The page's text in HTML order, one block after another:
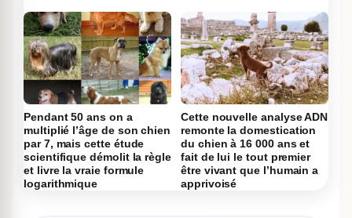
Pendant 50 ans on a
multiplié l’âge de son chien
par 7, mais cette étude
scientifique démolit la règle
et livre la vraie formule
logarithmique
Cette nouvelle analyse ADN
remonte la domestication
du chien à 16 000 ans et
fait de lui le tout premier
être vivant que l’humain a
apprivoisé